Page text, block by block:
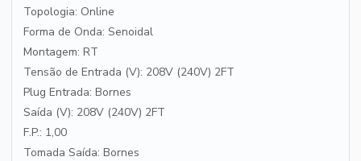
Topologia: Online
Forma de Onda: Senoidal
Montagem: RT
Tensão de Entrada (V): 208V (240V) 2FT
Plug Entrada: Bornes
Saída (V): 208V (240V) 2FT
F.P.: 1,00
Tomada Saída: Bornes